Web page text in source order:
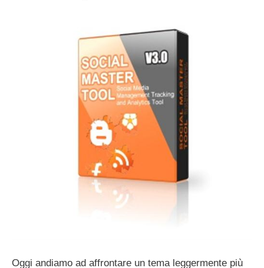
Oggi andiamo ad affrontare un tema leggermente più